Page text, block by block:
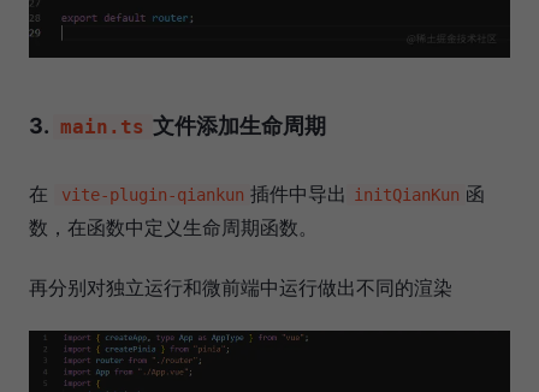
3. main.ts 文件添加生命周期
在 vite-plugin-qiankun 插件中导出 initQianKun 函
数，在函数中定义生命周期函数。
再分别对独立运行和微前端中运行做出不同的渲染